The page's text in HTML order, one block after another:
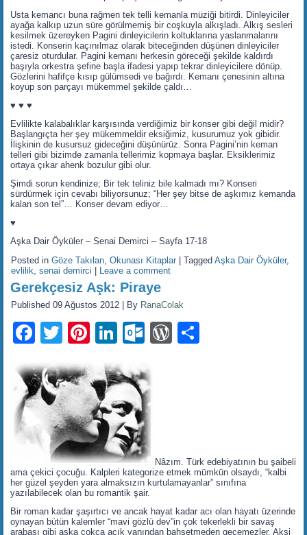
Usta kemancı buna rağmen tek telli kemanla müziği bitirdi. Dinleyiciler
ayağa kalkıp uzun süre görülmemiş bir coşkuyla alkışladı. Alkış sesleri
kesilmek üzereyken Pagini dinleyicilerin koltuklarına yaslanmalarını
istedi. Konserin kaçınılmaz olarak biteceğinden düşünen dinleyiciler
çaresiz oturdular. Pagini kemanı herkesin göreceği şekilde kaldırdı
başıyla orkestra şefine başla ifadesi yapıp tekrar dinleyicilere dönüp.
Gözlerini hafifçe kısıp gülümsedi ve bağırdı. Kemanı çenesinin altına
koyup son parçayı mükemmel şekilde çaldı…
♥ ♥ ♥
Evlilikte kalabalıklar karşısında verdiğimiz bir konser gibi değil midir?
Başlangıçta her şey mükemmeldir eksiğimiz, kusurumuz yok gibidir.
İlişkinin de kusursuz gideceğini düşünürüz. Sonra Pagini’nin keman
telleri gibi bizimde zamanla tellerimiz kopmaya başlar. Eksiklerimiz
ortaya çıkar ahenk bozulur gibi olur.
Şimdi sorun kendinize; Bir tek teliniz bile kalmadı mı? Konseri
sürdürmek için cevabı biliyorsunuz; “Her şey bitse de aşkımız kemanda
kalan son tel”… Konser devam ediyor…
♥
Aşka Dair Öyküler – Senai Demirci – Sayfa 17-18
Posted in Göze Takılan,Okunası Kitaplar |Tagged Aşka Dair Öyküler,
evlilik,senai demirci Leave a comment
Gerekçesiz Aşk: Piraye
Published 09 Ağustos 2012 By RanaColak
Facebook
TwitterPinterest
LinkedIn
Outlook.com
WordPress
Nâzım. Türk edebiyatının bu şaibeli
ama çekici çocuğu. Kalpleri kategorize etmek mümkün olsaydı, “kalbi
her güzel şeyden yara almaksızın kurtulamayanlar” sınıfına
yazılabilecek olan bu romantik şair.
Bir roman kadar şaşırtıcı ve ancak hayat kadar acı olan hayatı üzerinde
oynayan bütün kalemler “mavi gözlü dev”in çok tekerlekli bir savaş
arabası gibi aşka çokça açık yanından bahsetmeden geçemezler. Aksi